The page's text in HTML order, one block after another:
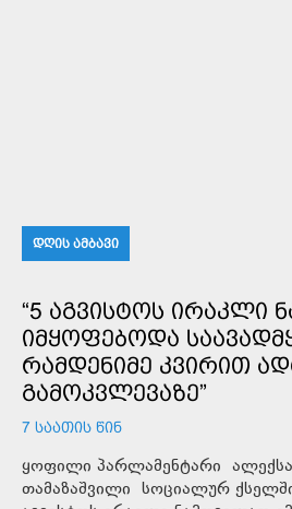
ᲓᲦᲘᲡ ᲐᲛᲑᲐᲕᲘ
“5 ᲐᲒᲕᲘᲡᲢᲝᲡ ᲘᲠᲐᲙᲚᲘ
ᲘᲛᲧᲝᲤᲔᲑᲝᲓᲐ
ᲠᲐᲛᲓᲔᲜᲘᲛᲔ ᲙᲕᲘᲠᲘᲗ
ᲒᲐᲛᲝᲙᲕᲚᲔᲕᲐᲖᲔ”
7 ᲡᲐᲐᲗᲘᲡ ᲬᲘᲜ
ყოფილი პარლამენტარი
თამაზაშვილი სოციალურ ქსელში